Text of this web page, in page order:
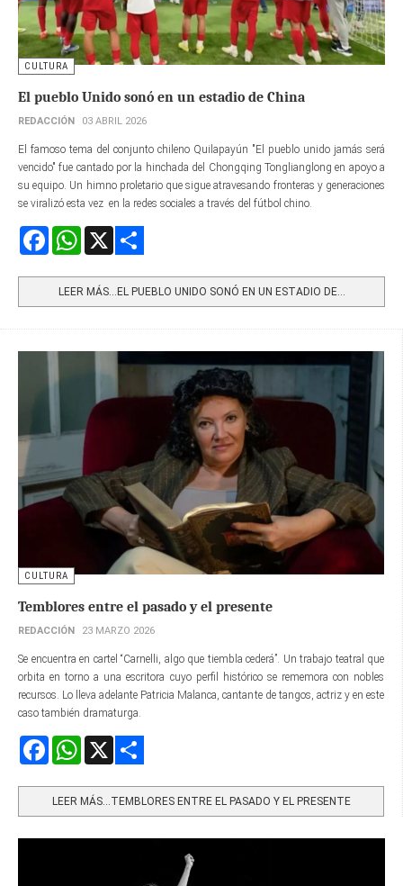
CULTURA
El pueblo Unido sonó en un estadio de China
REDACCIÓN 03 ABRIL 2026
El famoso tema del conjunto chileno Quilapayún "El pueblo unido jamás será
vencido" fue cantado por la hinchada del Chongqing Tonglianglong en apoyo a
su equipo. Un himno proletario que sigue atravesando fronteras y generaciones
se viralizó esta vez en la redes sociales a través del fútbol chino.
FacebookWhatsApp
LEER MÁS…EL PUEBLO UNIDO SONÓ EN UN ESTADIO DE...
CULTURA
Temblores entre el pasado y el presente
REDACCIÓN 23 MARZO 2026
Se encuentra en cartel “Carnelli, algo que tiembla cederá”. Un trabajo teatral que
orbita en torno a una escritora cuyo perfil histórico se rememora con nobles
recursos. Lo lleva adelante Patricia Malanca, cantante de tangos, actriz y en este
caso también dramaturga.
FacebookWhatsApp
LEER MÁS…TEMBLORES ENTRE EL PASADO Y EL PRESENTE